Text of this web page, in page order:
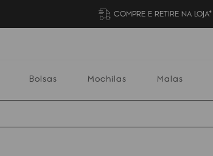
COMPRE E RETIRE NA LOJA*
Bolsas Mochilas Malas